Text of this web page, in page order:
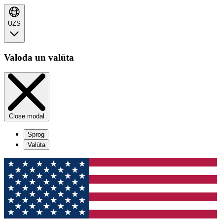
UZS
Valoda un valūta
Close modal
Sprog
Valūta